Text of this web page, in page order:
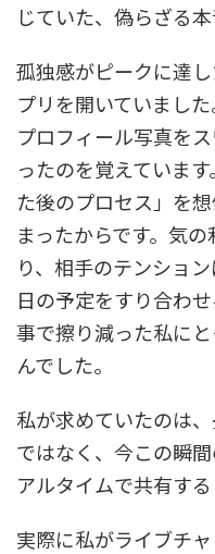
じていた、偽らざる本
孤独感がピークに達
プリを開いていまし
プロフィール写真を
ったのを覚えていま
た後のプロセス」を
まったからです。気
り、相手のテンショ
日の予定をすり合わ
事で擦り減った私に
んでした。
私が求めていたのは
ではなく、今この瞬
アルタイムで共有する
実際に私がライブチ